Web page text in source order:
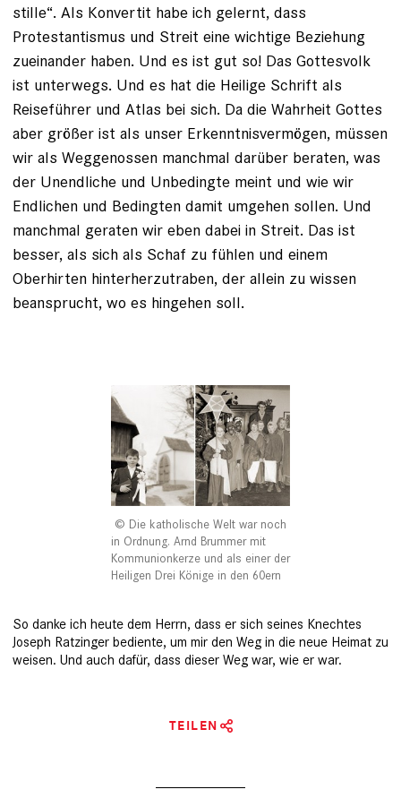
stille“. Als Konvertit habe ich gelernt, dass
Protestantismus und Streit eine wichtige Beziehung
zueinander haben. Und es ist gut so! Das Gottesvolk
ist unterwegs. Und es hat die Heilige Schrift als
Reiseführer und Atlas bei sich. Da die Wahrheit Gottes
aber größer ist als unser Erkenntnisvermögen, müssen
wir als Weggenossen manchmal darüber beraten, was
der Unendliche und Unbedingte meint und wie wir
Endlichen und Bedingten damit umgehen sollen. Und
manchmal geraten wir eben dabei in Streit. Das ist
besser, als sich als Schaf zu fühlen und einem
Oberhirten hinterherzutraben, der allein zu wissen
beansprucht, wo es hingehen soll.
Die katholische Welt war noch
in Ordnung. Arnd Brummer mit
Kommunionkerze und als einer der
Heiligen Drei Könige in den 60ern
So danke ich heute dem Herrn, dass er sich seines Knechtes
Joseph Ratzinger bediente, um mir den Weg in die neue Heimat zu
weisen. Und auch dafür, dass dieser Weg war, wie er war.
TEILEN